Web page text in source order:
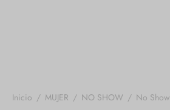
Inicio / MUJER / NO SHOW / No Show